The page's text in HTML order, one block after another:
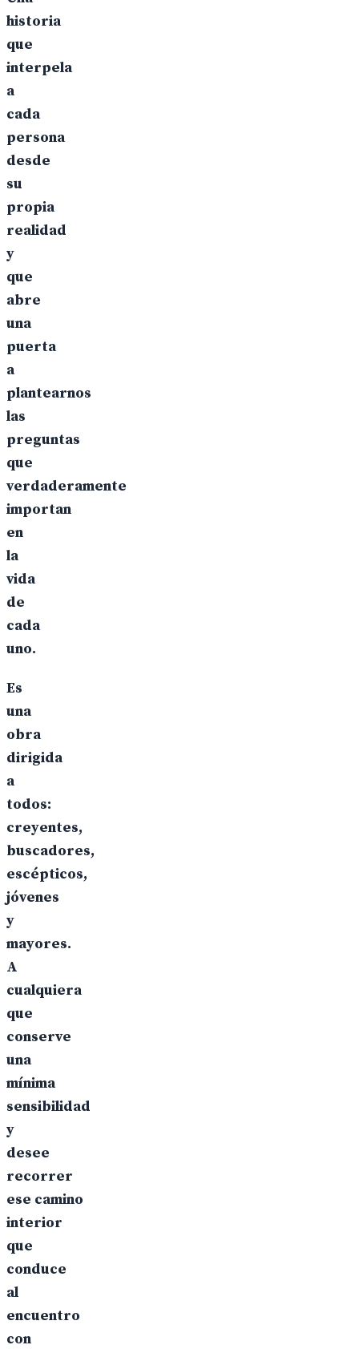
historia
que
interpela
a
cada
persona
desde
su
propia
realidad
y
que
abre
una
puerta
a
plantearnos
las
preguntas
que
verdaderamente
importan
en
la
vida
de
cada
uno.
Es
una
obra
dirigida
a
todos:
creyentes,
buscadores,
escépticos,
jóvenes
y
mayores.
A
cualquiera
que
conserve
una
mínima
sensibilidad
y
desee
recorrer
ese camino
interior
que
conduce
al
encuentro
con